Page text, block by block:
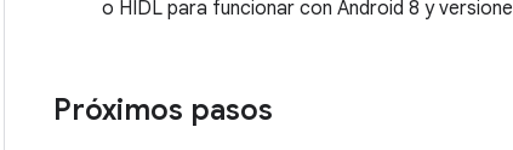
o HIDL para funcionar con Android 8 y
Próximos pasos